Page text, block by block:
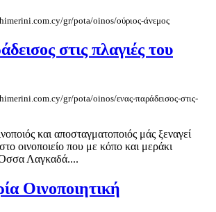
gr/pota/oinos/ούριος-άνεμος
στις πλαγιές του
gr/pota/oinos/ενας-παράδεισος-στις-
και αποσταγματοποιός μάς ξεναγεί
οινοποιείο που με κόπο και μεράκι
Λαγκαδά....
Οινοποιητική